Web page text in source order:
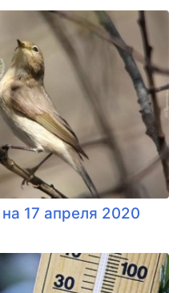
17 апреля 2020